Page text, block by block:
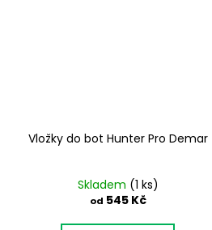
Vložky do bot Hunter Pro Demar
Skladem (1 ks)
od 545 Kč